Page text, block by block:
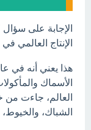
الإجابة على
الإنتاج العالمي في سنة
الأسماك
العالم، جاءت من
الشباك، والخيوط،